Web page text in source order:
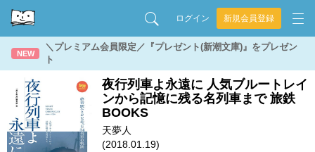
ログイン 新規会員登録
NEW
＼プレミアム会員限定／『プレゼント(新潮文庫)』をプレゼン
ト
夜行列車よ永遠に 人気ブルートレイ
ンから記憶に残る名列車まで 旅鉄
BOOKS
天夢人
(2018.01.19)